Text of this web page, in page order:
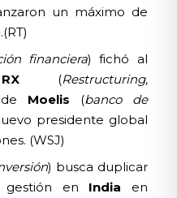
un máximo de
financiera) fichó al
RX (Restructuring,
Moelis (banco de
presidente global
(WSJ)
) busca duplicar
gestión en India en